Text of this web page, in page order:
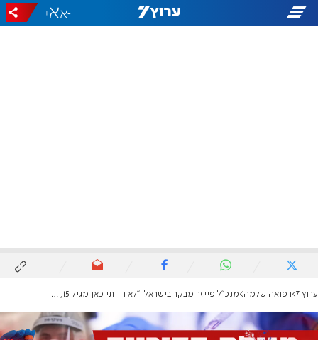
-
+
ערוץ 7 רפואה שלמה מנכ"ל פייזר מבקר בישראל: "לא הייתי כאן מגיל 15, רציתי לכרוע ולנשק את האדמה כשנחתי"